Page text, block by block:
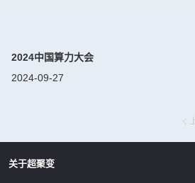
2024中国算力大会
2024-09-27
关于超聚变